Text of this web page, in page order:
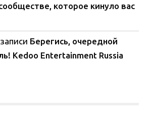
которое кинуло вас
Берегись, очередной
Kedoo Entertainment Russia